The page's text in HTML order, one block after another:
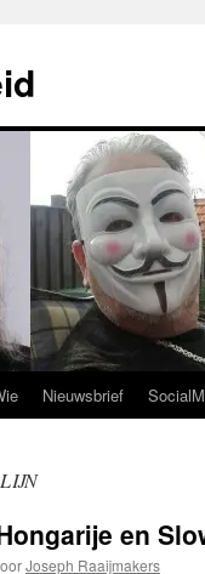
Nieuwsbrief
en
Joseph Raaijmakers